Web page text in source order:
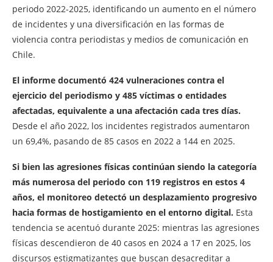
periodo 2022-2025, identificando un aumento en el número
de incidentes y una diversificación en las formas de
violencia contra periodistas y medios de comunicación en
Chile.
El informe documentó 424 vulneraciones contra el
ejercicio del periodismo y 485 víctimas o entidades
afectadas, equivalente a una afectación cada tres días.
Desde el año 2022, los incidentes registrados aumentaron
un 69,4%, pasando de 85 casos en 2022 a 144 en 2025.
Si bien las agresiones físicas continúan siendo la categoría
más numerosa del periodo con 119 registros en estos 4
años, el monitoreo detectó un desplazamiento progresivo
hacia formas de hostigamiento en el entorno digital. Esta
tendencia se acentuó durante 2025: mientras las agresiones
físicas descendieron de 40 casos en 2024 a 17 en 2025, los
discursos estigmatizantes que buscan desacreditar a